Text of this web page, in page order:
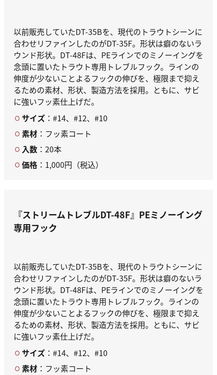
以前販売していたDT-35Bを、現代のトラウトシーンに
合わせリファインしたのがDT-35F。形状は癖のないラ
ウンド形状。DT-48Fは、PEラインでのミノーイングを
念頭に置いたトラウト専用トレブルフック。ラインの
伸度が少ないことよるフックの伸びを、極限まで抑え
るための素材、形状、製造方法を採用。ともに、サビ
に強いフッ素仕上げだ。
サイズ ：#14、#12、#10
素材 ：フッ素コート
入数 ：20本
価格 ：1,000円（税込）
『ストリームトレブルDT-48F』 PEミノーイング
専用フック
以前販売していたDT-35Bを、現代のトラウトシーンに
合わせリファインしたのがDT-35F。形状は癖のないラ
ウンド形状。DT-48Fは、PEラインでのミノーイングを
念頭に置いたトラウト専用トレブルフック。ラインの
伸度が少ないことよるフックの伸びを、極限まで抑え
るための素材、形状、製造方法を採用。ともに、サビ
に強いフッ素仕上げだ。
サイズ ：#14、#12、#10
素材 ：フッ素コート